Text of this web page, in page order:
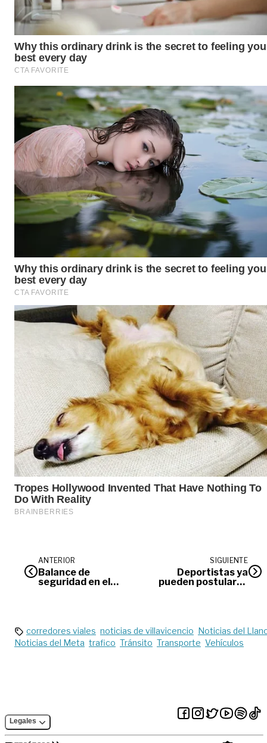
ANTERIOR
Balance de
seguridad en el
SIGUIENTE
Deportistas ya
pueden postularse
corredores viales noticias de villavicencio Noticias del
Noticias del Meta trafico Tránsito Transporte Vehículos
Legales